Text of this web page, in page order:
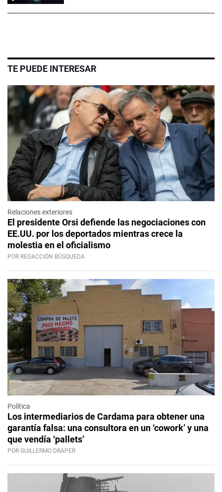
TE PUEDE INTERESAR
Relaciones exteriores
El presidente Orsi defiende las negociaciones con
EE.UU. por los deportados mientras crece la
molestia en el oficialismo
POR REDACCIÓN BÚSQUEDA
Política
Los intermediarios de Cardama para obtener una
garantía falsa: una consultora en un ‘cowork’ y una
que vendía ‘pallets’
POR GUILLERMO DRAPER